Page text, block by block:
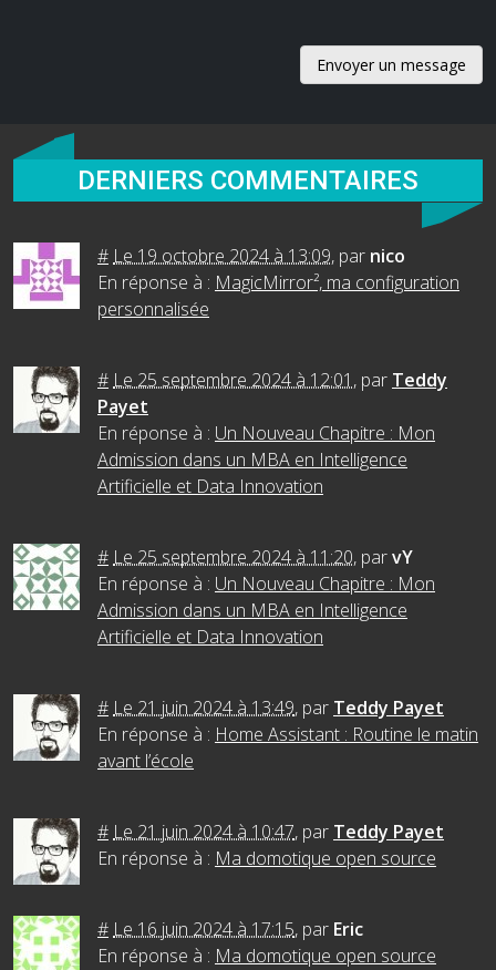
DERNIERS COMMENTAIRES
# Le 19 octobre 2024 à 13:09, par nico
En réponse à : MagicMirror², ma configuration
personnalisée
# Le 25 septembre 2024 à 12:01 , par Teddy
Payet
En réponse à : Un Nouveau Chapitre : Mon
Admission dans un MBA en Intelligence
Artificielle et Data Innovation
# Le 25 septembre 2024 à 11:20, parvY
En réponse à : Un Nouveau Chapitre : Mon
Admission dans un MBA en Intelligence
Artificielle et Data Innovation
# Le 21 juin 2024 à 13:49, par Teddy Payet
En réponse à : Home Assistant : Routine le matin
avant l’école
# Le 21 juin 2024 à 10:47, par Teddy Payet
En réponse à : Ma domotique open source
# Le 16 juin 2024 à 17:15, par Eric
En réponse à : Ma domotique open source